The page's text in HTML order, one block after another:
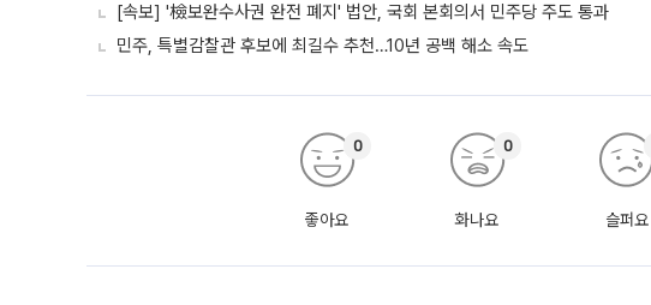
[속보] '檢보완수사권 완전 폐지' 법안, 국회 본회의서 민주당 주도 통과
민주, 특별감찰관 후보에 최길수 추천…10년 공백 해소 속도
좋아요
0
화나요
0
슬퍼요